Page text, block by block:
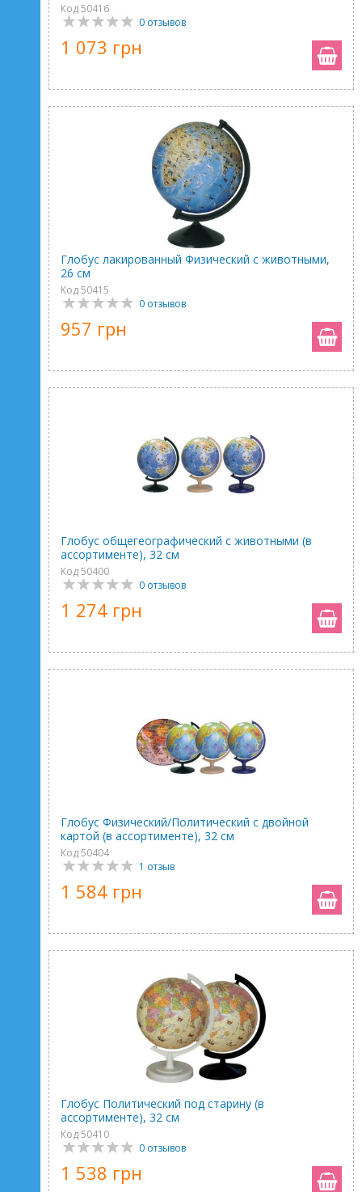
Код 50416
0 отзывов
1 073 грн
Глобус лакированный Физический с животными,
26 см
Код 50415
0 отзывов
957 грн
Глобус общегеографический с животными (в
ассортименте), 32 см
Код 50400
0 отзывов
1 274 грн
Глобус Физический/Политический с двойной
картой (в ассортименте), 32 см
Код 50404
1 отзыв
1 584 грн
Глобус Политический под старину (в
ассортименте), 32 см
Код 50410
0 отзывов
1 538 грн